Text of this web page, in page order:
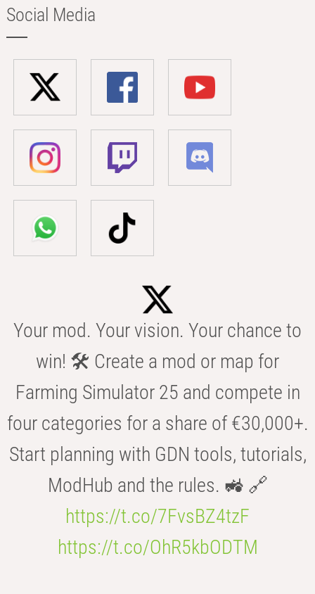
Social Media
Your mod. Your vision. Your chance to
win! 🛠️ Create a mod or map for
Farming Simulator 25 and compete in
four categories for a share of €30,000+.
Start planning with GDN tools, tutorials,
ModHub and the rules. 🚜 🔗
https://t.co/7FvsBZ4tzF
https://t.co/OhR5kbODTM